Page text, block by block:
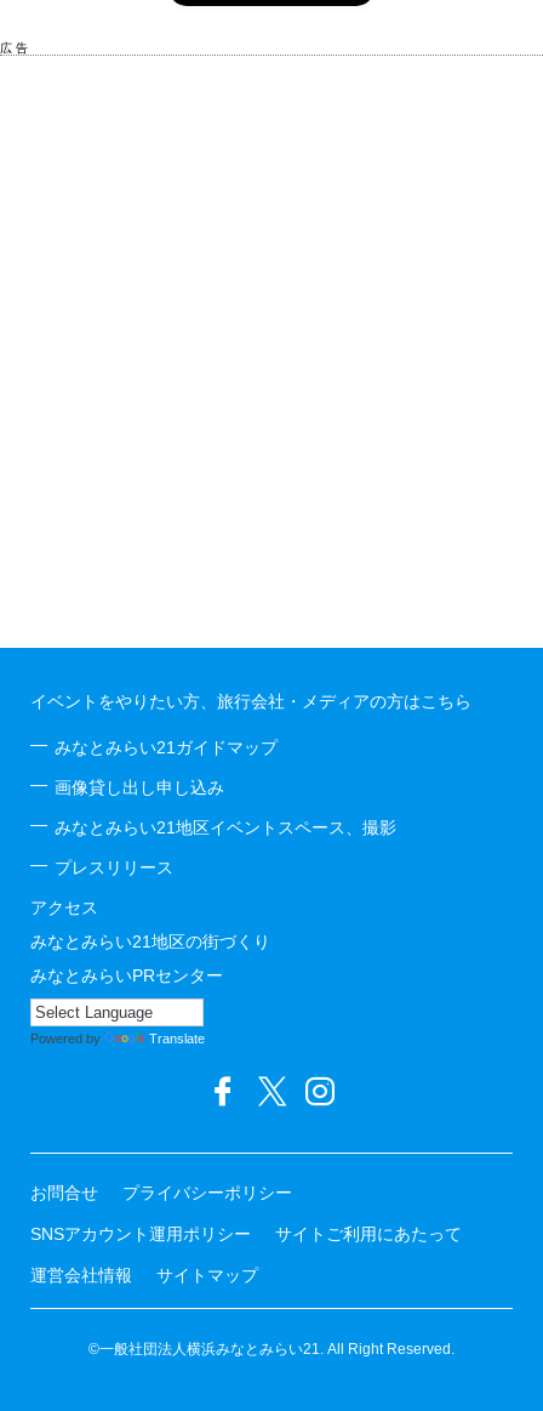
広 告
イベントをやりたい方、旅行会社・メディアの方はこちら
みなとみらい21ガイドマップ
画像貸し出し申し込み
みなとみらい21地区イベントスペース、撮影
プレスリリース
アクセス
みなとみらい21地区の街づくり
みなとみらいPRセンター
Powered by Translate
お問合せ プライバシーポリシー
SNSアカウント運用ポリシー サイトご利用にあたって
運営会社情報 サイトマップ
©一般社団法人横浜みなとみらい21. All Right Reserved.